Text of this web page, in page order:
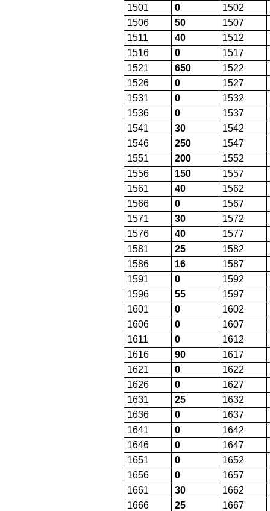
1501
0
1502
1506
50
1507
1511
40
1512
1516
0
1517
1521
650
1522
1526
0
1527
1531
0
1532
1536
0
1537
1541
30
1542
1546
250
1547
1551
200
1552
1556
150
1557
1561
40
1562
1566
0
1567
1571
30
1572
1576
40
1577
1581
25
1582
1586
16
1587
1591
0
1592
1596
55
1597
1601
0
1602
1606
0
1607
1611
0
1612
1616
90
1617
1621
0
1622
1626
0
1627
1631
25
1632
1636
0
1637
1641
0
1642
1646
0
1647
1651
0
1652
1656
0
1657
1661
30
1662
1666
25
1667